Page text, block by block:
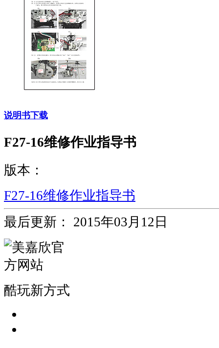
说明书下载
F27-16维修作业指导书
版本：
F27-16维修作业指导书
最后更新：
2015年03月12日
酷玩新方式